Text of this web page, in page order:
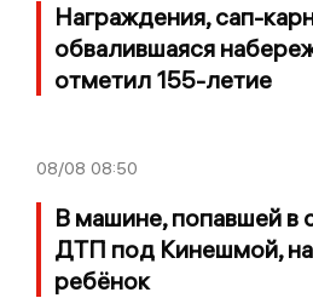
Награждения, сап-
обвалившаяся
отметил 155-летие
08/08 08:50
В машине, попавшей в
ДТП под Кинешмой,
ребёнок